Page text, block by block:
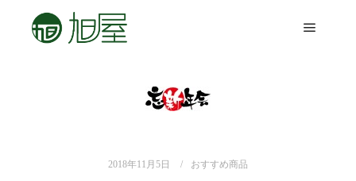
2018年11月5日 おすすめ商品